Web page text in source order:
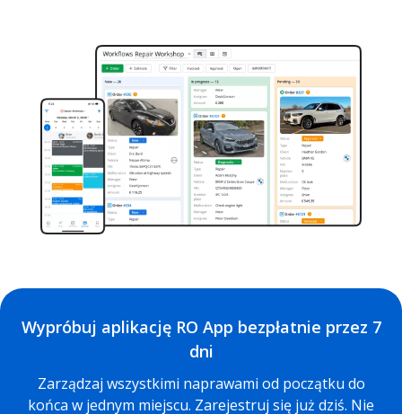
Wypróbuj aplikację RO App bezpłatnie przez 7
dni
Zarządzaj wszystkimi naprawami od początku do
końca w jednym miejscu. Zarejestruj się już dziś. Nie